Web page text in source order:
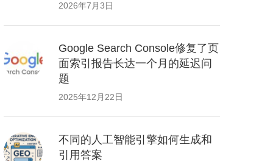
2026年7月3日
Google Search Console修复了页
面索引报告长达一个月的延迟问
题
2025年12月22日
不同的人工智能引擎如何生成和
引用答案